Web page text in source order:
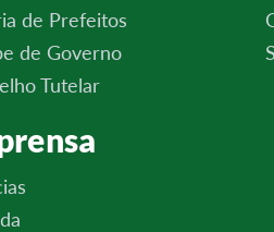
de Prefeitos
de Governo
Tutelar